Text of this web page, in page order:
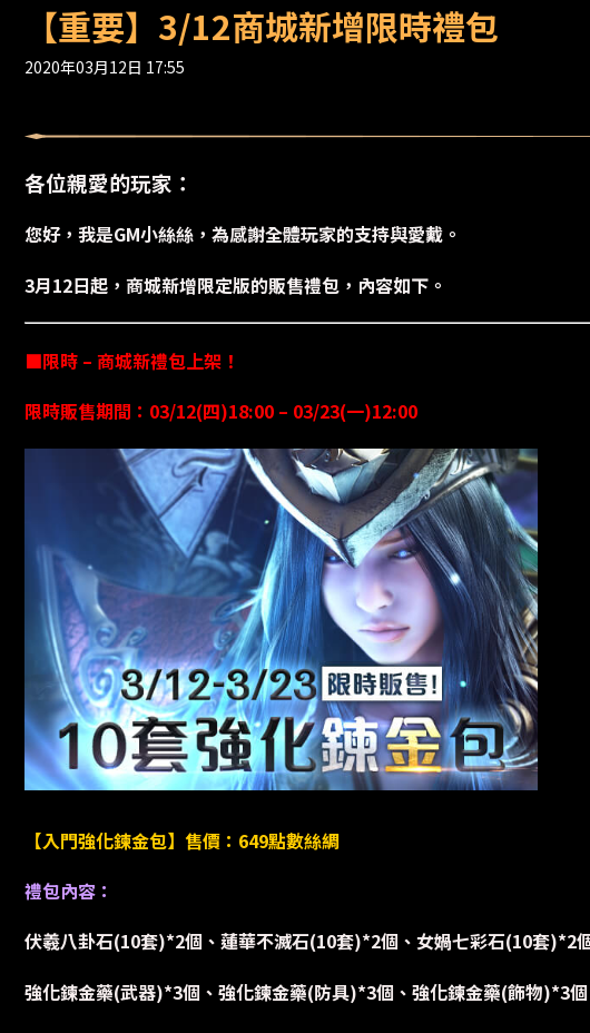
【重要】3/12商城新增限時禮包
2020年03月12日 17:55
各位親愛的玩家：
您好，我是GM小絲絲，為感謝全體玩家的支持與愛戴。
3月12日起，商城新增限定版的販售禮包，內容如下。
■限時 – 商城新禮包上架！
限時販售期間：03/12(四)18:00 – 03/23(一)12:00
【入門強化鍊金包】售價：649點數絲綢
禮包內容：
伏羲八卦石(10套)*2個、蓮華不滅石(10套)*2個、女媧七彩石(10套)*2
強化鍊金藥(武器)*3個、強化鍊金藥(防具)*3個、強化鍊金藥(飾物)*3